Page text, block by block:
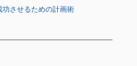
させるための計画術